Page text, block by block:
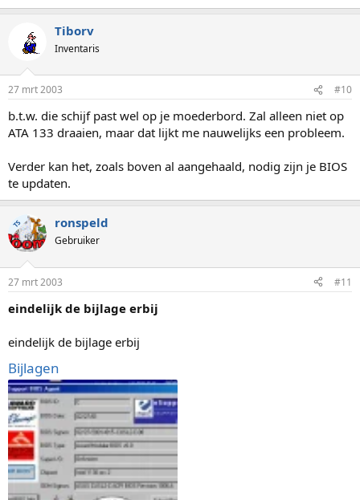
Tiborv
Inventaris
27 mrt 2003 #10
b.t.w. die schijf past wel op je moederbord. Zal alleen niet op
ATA 133 draaien, maar dat lijkt me nauwelijks een probleem.
Verder kan het, zoals boven al aangehaald, nodig zijn je BIOS
te updaten.
TS ronspeld
Gebruiker
27 mrt 2003 #11
eindelijk de bijlage erbij
eindelijk de bijlage erbij
Bijlagen